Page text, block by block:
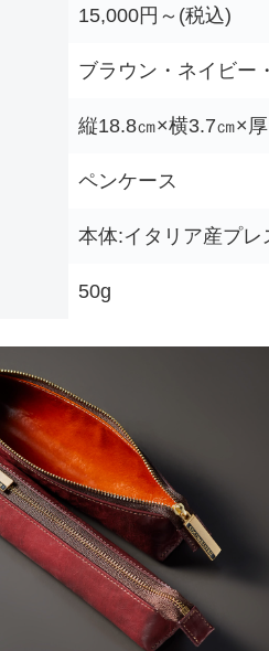
15,000円～(税込)
ブラウン・ネイビー
縦18.8㎝×横3.7㎝×
ペンケース
本体:イタリア産プ
50g